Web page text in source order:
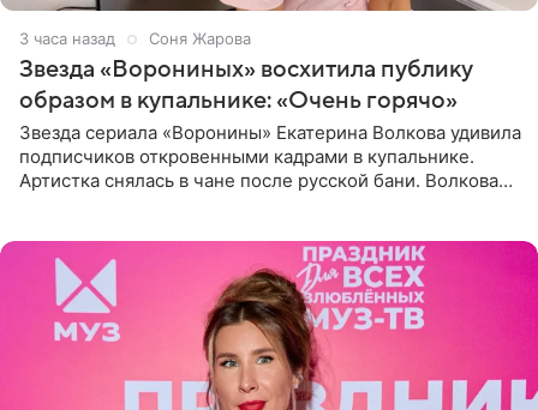
3 часа назад Соня Жарова
Звезда «Ворониных» восхитила публику
образом в купальнике: «Очень горячо»
Звезда сериала «Воронины» Екатерина Волкова удивила
подписчиков откровенными кадрами в купальнике.
Артистка снялась в чане после русской бани. Волкова